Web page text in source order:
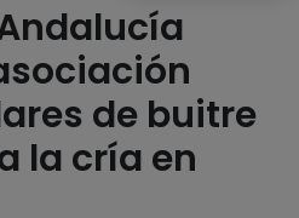
de buitre
la cría en